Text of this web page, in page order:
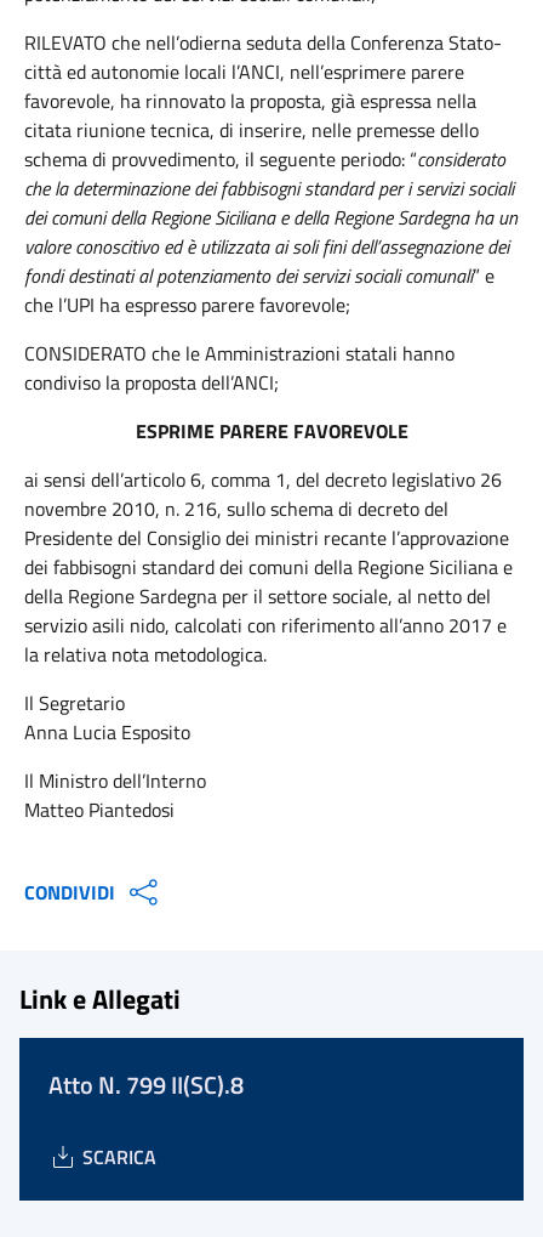
RILEVATO che nell’odierna seduta della Conferenza Stato-
città ed autonomie locali l’ANCI, nell’esprimere parere
favorevole, ha rinnovato la proposta, già espressa nella
citata riunione tecnica, di inserire, nelle premesse dello
schema di provvedimento, il seguente periodo: “considerato
che la determinazione dei fabbisogni standard per i servizi sociali
dei comuni della Regione Siciliana e della Regione Sardegna ha un
valore conoscitivo ed è utilizzata ai soli fini dell’assegnazione dei
fondi destinati al potenziamento dei servizi sociali comunali” e
che l’UPI ha espresso parere favorevole;
CONSIDERATO che le Amministrazioni statali hanno
condiviso la proposta dell’ANCI;
ESPRIME PARERE FAVOREVOLE
ai sensi dell’articolo 6, comma 1, del decreto legislativo 26
novembre 2010, n. 216, sullo schema di decreto del
Presidente del Consiglio dei ministri recante l’approvazione
dei fabbisogni standard dei comuni della Regione Siciliana e
della Regione Sardegna per il settore sociale, al netto del
servizio asili nido, calcolati con riferimento all’anno 2017 e
la relativa nota metodologica.
Il Segretario
Anna Lucia Esposito
Il Ministro dell’Interno
Matteo Piantedosi
CONDIVIDI
Link e Allegati
Atto N. 799 II(SC).8
SCARICA